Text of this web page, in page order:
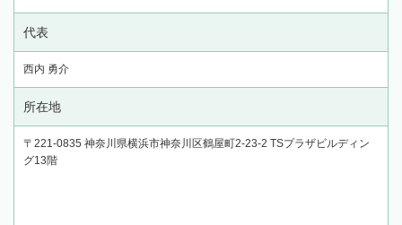
代表
西内 勇介
所在地
〒221-0835 神奈川県横浜市神奈川区鶴屋町2-23-2 TSプラザビルディン
グ13階